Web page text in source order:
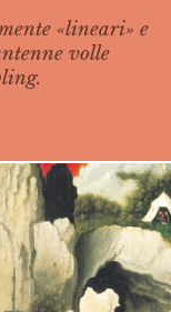
«lineari» e
volle